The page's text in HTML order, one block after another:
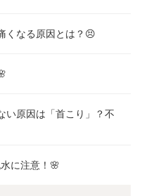
くなる原因とは？😣
原因は「首こり」？不
に注意！🌸